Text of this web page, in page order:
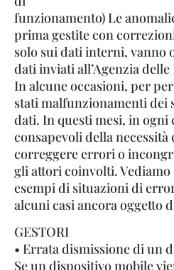
funzionamento) Le
prima gestite con
solo sui dati interni, vanno
dati inviati all’Agenzia delle
In alcune occasioni, per
stati malfunzionamenti dei
dati. In questi mesi, in ogni
consapevoli della
correggere errori o
gli attori coinvolti.
esempi di situazioni di
alcuni casi ancora oggetto
GESTORI
• Errata dismissione di un
Se un dispositivo mobile